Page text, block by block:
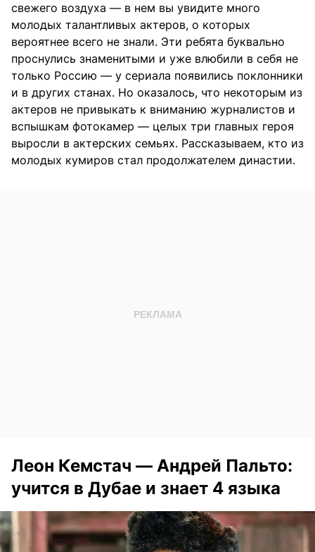
свежего воздуха — в нем вы увидите много
молодых талантливых актеров, о которых
вероятнее всего не знали. Эти ребята буквально
проснулись знаменитыми и уже влюбили в себя не
только Россию — у сериала появились поклонники
и в других станах. Но оказалось, что некоторым из
актеров не привыкать к вниманию журналистов и
вспышкам фотокамер — целых три главных героя
выросли в актерских семьях. Рассказываем, кто из
молодых кумиров стал продолжателем династии.
Леон Кемстач — Андрей Пальто:
учится в Дубае и знает 4 языка